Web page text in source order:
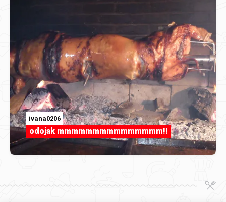
ivana0206
odojak mmmmmmmmmmmmmmm!!